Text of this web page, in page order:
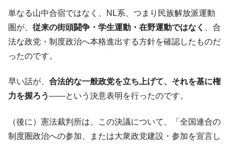
Fact1 セレクトセールの高額取引馬が稼いだ金額とは？
単なる山中合宿ではなく、NL系、つまり民族解放派運動
圏が、 従来の街頭闘争・学生運動・在野運動ではなく
、合
法な政党・制度政治へ本格進出する方針を確認したものだ
ったのです。
早い話が、 合法的な一般政党を立ち上げて、それを基に権
力を握ろう――という決意表明を行ったのです。
（後に）憲法裁判所は、この決議について、「全国連合の
制度圏政治への参加、または大衆政党建設・参加を宣言し